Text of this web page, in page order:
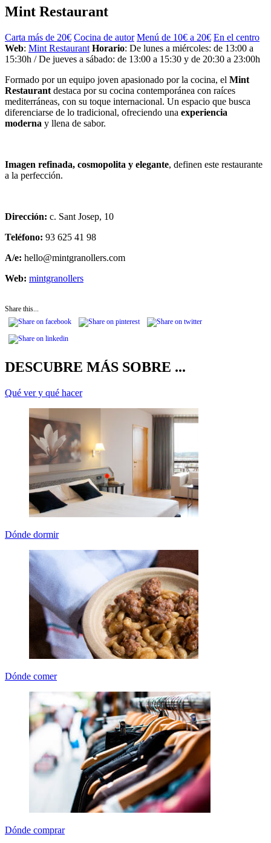
Mint Restaurant
Carta más de 20€ Cocina de autor Menú de 10€ a 20€ En el centro
Web: Mint Restaurant Horario: De lunes a miércoles: de 13:00 a
15:30h / De jueves a sábado: de 13:00 a 15:30 y de 20:30 a 23:00h
Formado por un equipo joven apasionado por la cocina, el Mint
Restaurant destaca por su cocina contemporánea con raíces
mediterráneas, con su toque internacional. Un espacio que busca
diferenciarse de lo tradicional, ofreciendo una experiencia
moderna y llena de sabor.
Imagen refinada, cosmopolita y elegante, definen este restaurante
a la perfección.
Dirección: c. Sant Josep, 10
Teléfono: 93 625 41 98
A/e: hello@mintgranollers.com
Web: mintgranollers
Share this...
DESCUBRE MÁS SOBRE ...
Qué ver y qué hacer
Dónde dormir
Dónde comer
Dónde comprar